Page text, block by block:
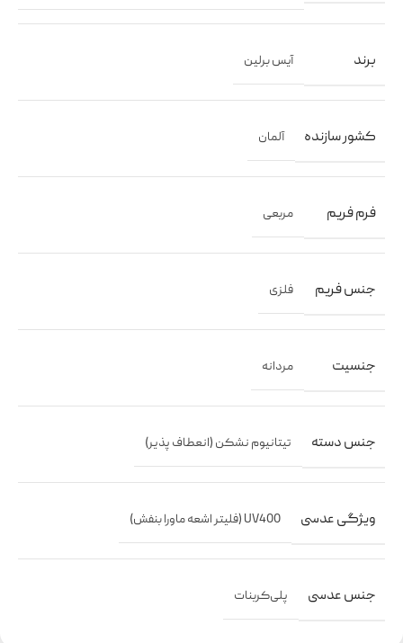
برند آیس برلین
کشور سازنده آلمان
فرم فریم مربعی
جنس فریم فلزی
جنسیت مردانه
جنس دسته تیتانیوم نشکن (انعطاف پذیر)
ویژگی عدسی UV400 (فلیتر اشعه ماورا بنفش)
جنس عدسی پلی‌کربنات